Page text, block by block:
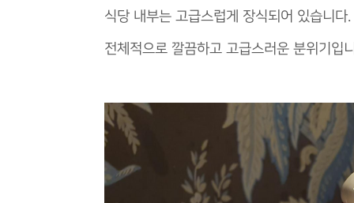
식당 내부는 고급스럽게 장식되어 있습니다.
전체적으로 깔끔하고 고급스러운 분위기입